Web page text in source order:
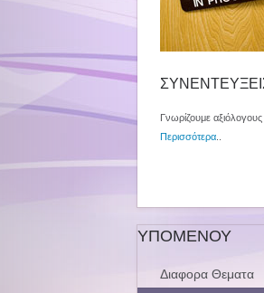
Γνωρίζουμε
Περισσότερα
ΥΠΟΜΕΝΟΥ
Διαφορα Θεματα